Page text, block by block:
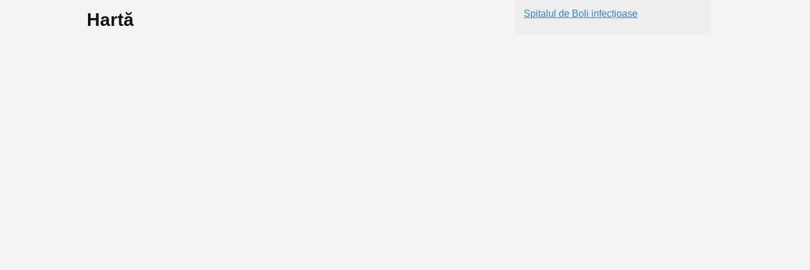
Hartă
Spitalul de Boli infecțioase